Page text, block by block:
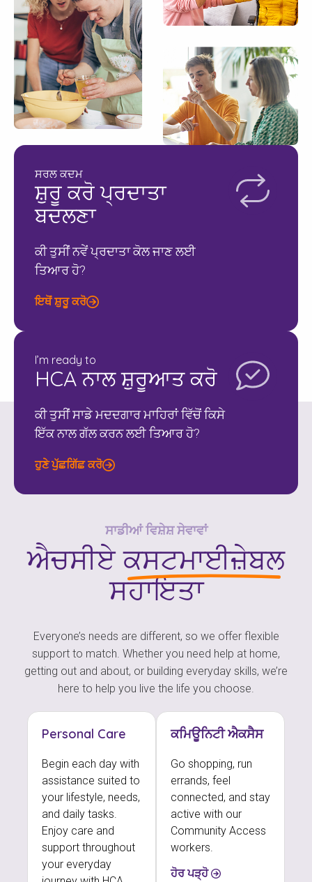
ਸਰਲ ਕਦਮ
ਸ਼ੁਰੂ ਕਰੋ ਪ੍ਰਦਾਤਾ
ਬਦਲਣਾ
ਕੀ ਤੁਸੀਂ ਨਵੇਂ ਪ੍ਰਦਾਤਾ ਕੋਲ ਜਾਣ ਲਈ
ਤਿਆਰ ਹੋ?
ਇਥੋਂ ਸ਼ੁਰੂ ਕਰੋ
I’m ready to
HCA ਨਾਲ ਸ਼ੁਰੂਆਤ ਕਰੋ
ਕੀ ਤੁਸੀਂ ਸਾਡੇ ਮਦਦਗਾਰ ਮਾਹਿਰਾਂ ਵਿੱਚੋਂ ਕਿਸੇ
ਇੱਕ ਨਾਲ ਗੱਲ ਕਰਨ ਲਈ ਤਿਆਰ ਹੋ?
ਹੁਣੇ ਪੁੱਛਗਿੱਛ ਕਰੋ
ਸਾਡੀਆਂ ਵਿਸ਼ੇਸ਼ ਸੇਵਾਵਾਂ
ਐਚਸੀਏਕਸਟਮਾਈਜ਼ੇਬਲ
ਸਹਾਇਤਾ
Everyone’s needs are different, so we offer flexible
support to match. Whether you need help at home,
getting out and about, or building everyday skills, we’re
here to help you live the life you choose.
Personal Care
Begin each day with
assistance suited to
your lifestyle, needs,
and daily tasks.
Enjoy care and
support throughout
your everyday
ਕਮਿਊਨਿਟੀ ਐਕਸੈਸ
Go shopping, run
errands, feel
connected, and stay
active with our
Community Access
workers.
ਹੋਰ ਪੜ੍ਹੋ